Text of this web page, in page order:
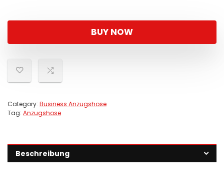
BUY NOW
Category: Business Anzugshose
Tag: Anzugshose
Beschreibung